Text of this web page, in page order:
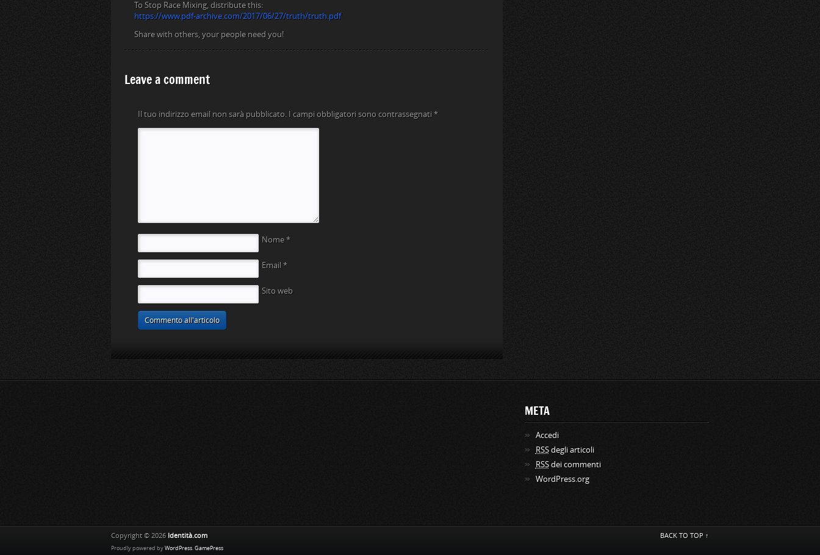
To Stop Race Mixing, distribute this:
https://www.pdf-archive.com/2017/06/27/truth/truth.pdf
Share with others, your people need you!
Leave a comment
Il tuo indirizzo email non sarà pubblicato. I campi obbligatori sono contrassegnati *
Nome *
Email *
Sito web
META
Accedi
RSSdegli articoli
RSSdei commenti
WordPress.org
Copyright © 2026 Identità.com
Proudly powered by WordPress. GamePress
BACK TO TOP ↑